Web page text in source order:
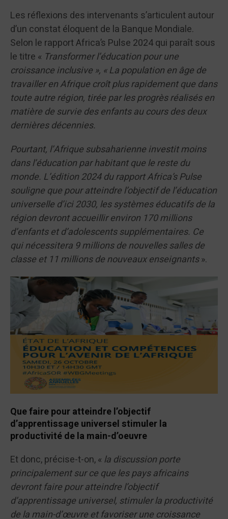
Les réflexions des intervenants s’articulent autour
d’un constat éloquent de la Banque Mondiale.
Selon le rapport Africa’s Pulse 2024 qui paraît sous
le titre « Transformer l’éducation pour une
croissance inclusive », « La population en âge de
travailler en Afrique croît plus rapidement que dans
toute autre région, tirée par les progrès réalisés en
matière de survie des enfants au cours des deux
dernières décennies.
Pourtant, l’Afrique subsaharienne investit moins
dans l’éducation par habitant que le reste du
monde. L’édition 2024 du rapport Africa’s Pulse
souligne que pour atteindre l’objectif de l’éducation
universelle d’ici 2030, les systèmes éducatifs de la
région devront accueillir environ 170 millions
d’enfants et d’adolescents supplémentaires. Ce
qui nécessitera 9 millions de nouvelles salles de
classe et 11 millions de nouveaux enseignants».
Que faire pour atteindre l’objectif
d’apprentissage universel stimuler la
productivité de la main-d’oeuvre
Et donc, précise-t-on, « la discussion porte
principalement sur ce que les pays africains
devront faire pour atteindre l’objectif
d’apprentissage universel, stimuler la productivité
de la main-d’œuvre et favoriser une croissance